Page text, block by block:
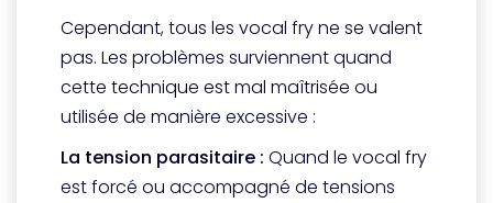
Cependant, tous les vocal fry ne se valent
pas. Les problèmes surviennent quand
cette technique est mal maîtrisée ou
utilisée de manière excessive :
La tension parasitaire : Quand le vocal fry
est forcé ou accompagné de tensions